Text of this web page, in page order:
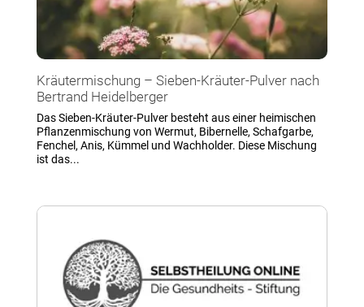
Kräutermischung – Sieben-Kräuter-Pulver nach
Bertrand Heidelberger
Das Sieben-Kräuter-Pulver besteht aus einer heimischen
Pflanzenmischung von Wermut, Bibernelle, Schafgarbe,
Fenchel, Anis, Kümmel und Wachholder. Diese Mischung
ist das...